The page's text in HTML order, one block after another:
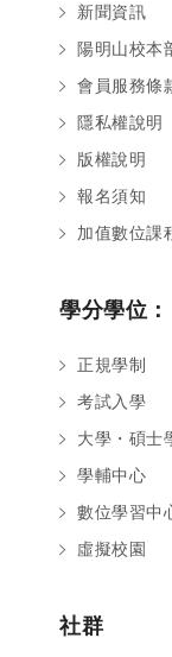
新聞資訊
陽明山校本
會員服務條
隱私權說明
版權說明
報名須知
加值數位課
學分學位：
正規學制
考試入學
大學・碩士
學輔中心
數位學習中
虛擬校園
社群